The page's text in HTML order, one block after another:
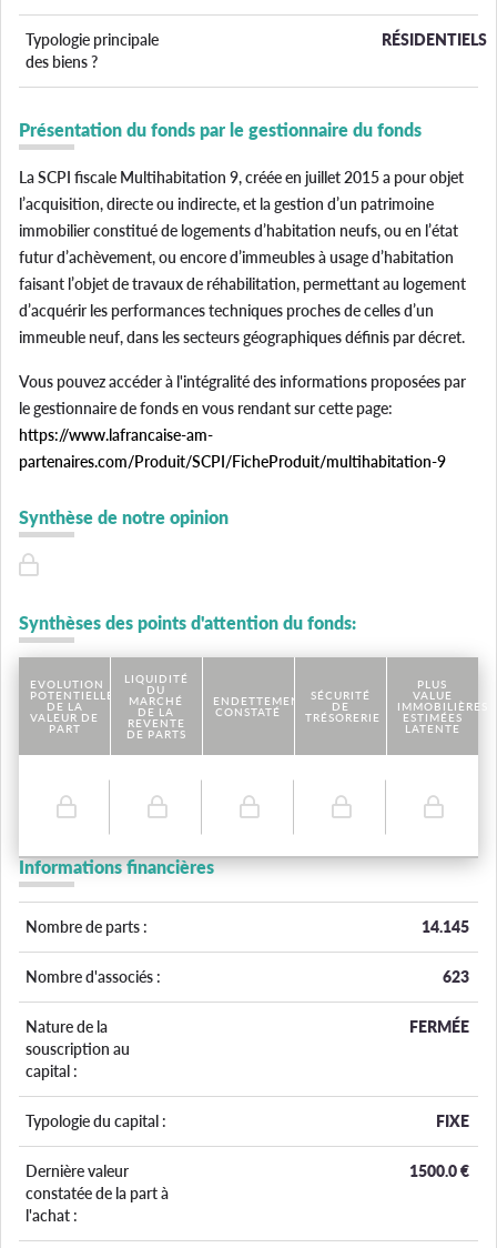
Typologie principale
des biens ?
RÉSIDENTIELS
Présentation du fonds par le gestionnaire du fonds
La SCPI fiscale Multihabitation 9, créée en juillet 2015 a pour objet
l’acquisition, directe ou indirecte, et la gestion d’un patrimoine
immobilier constitué de logements d’habitation neufs, ou en l’état
futur d’achèvement, ou encore d’immeubles à usage d’habitation
faisant l’objet de travaux de réhabilitation, permettant au logement
d’acquérir les performances techniques proches de celles d’un
immeuble neuf, dans les secteurs géographiques définis par décret.
Vous pouvez accéder à l'intégralité des informations proposées par
le gestionnaire de fonds en vous rendant sur cette page:
https://www.lafrancaise-am-
partenaires.com/Produit/SCPI/FicheProduit/multihabitation-9
Synthèse de notre opinion
Synthèses des points d'attention du fonds:
EVOLUTION
POTENTIELLE
DE LA
VALEUR DE
PART
LIQUIDITÉ
DU
MARCHÉ
DE LA
REVENTE
DE PARTS
ENDETTEMENT
CONSTATÉ
SÉCURITÉ
DE
TRÉSORERIE
PLUS
VALUE
IMMOBILIÈRES
ESTIMÉES
LATENTE
Informations financières
Nombre de parts : 14.145
Nombre d'associés : 623
Nature de la
souscription au
capital :
FERMÉE
Typologie du capital : FIXE
Dernière valeur
constatée de la part à
l'achat :
1500.0€